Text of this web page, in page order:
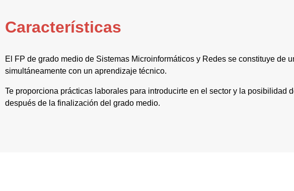
Características
El FP de grado medio de Sistemas Microinformáticos y Redes se constituye de
simultáneamente con un aprendizaje técnico.
Te proporciona prácticas laborales para introducirte en el sector y la posibilidad
después de la finalización del grado medio.